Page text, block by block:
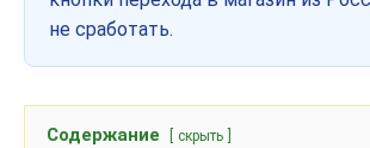
не сработать.
Содержание скрыть